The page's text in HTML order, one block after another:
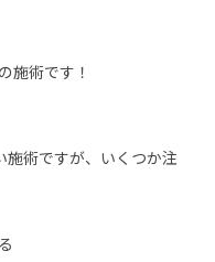
施術です！
施術ですが、いくつか注